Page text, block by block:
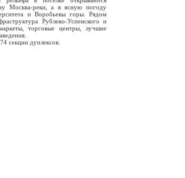
Москва-реки, а в ясную погоду
и Воробьевы горы. Рядом
Рублево-Успенского и
торговые центры, лучшие
секции дуплексов.